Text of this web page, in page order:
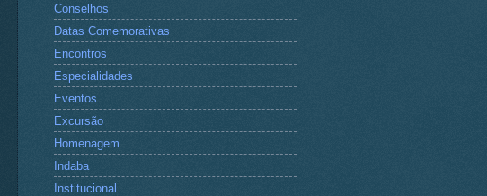
Conselhos
Datas Comemorativas
Encontros
Especialidades
Eventos
Excursão
Homenagem
Indaba
Institucional